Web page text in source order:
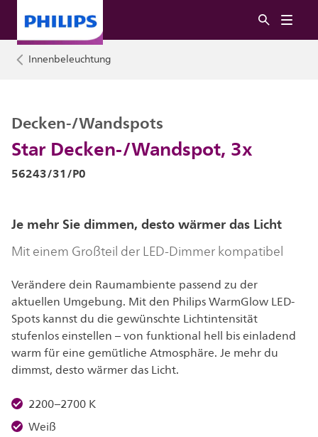
Innenbeleuchtung
Star Decken-/Wandspot, 3x
Decken-/Wandspots
56243/31/P0
Je mehr Sie dimmen, desto wärmer das Licht
Mit einem Großteil der LED-Dimmer kompatibel
Verändere dein Raumambiente passend zu der
aktuellen Umgebung. Mit den Philips WarmGlow LED-
Spots kannst du die gewünschte Lichtintensität
stufenlos einstellen – von funktional hell bis einladend
warm für eine gemütliche Atmosphäre. Je mehr du
dimmst, desto wärmer das Licht.
2200–2700 K
Weiß